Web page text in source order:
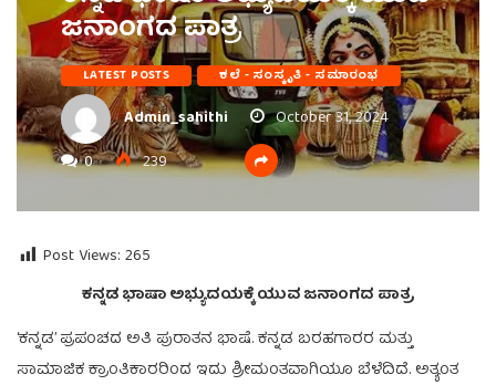
ಜನಾಂಗದ ಪಾತ್ರ
LATEST POSTS ಕಲೆ - ಸಂಸ್ಕೃತಿ - ಸಮಾರಂಭ
Admin_sahithi
October 31, 2024
0
239
Post Views: 265
ಕನ್ನಡ ಭಾಷಾ ಅಭ್ಯುದಯಕ್ಕೆ ಯುವ ಜನಾಂಗದ ಪಾತ್ರ
‘ಕನ್ನಡ’ ಪ್ರಪಂಚದ ಅತಿ ಪುರಾತನ ಭಾಷೆ. ಕನ್ನಡ ಬರಹಗಾರರ ಮತ್ತು
ಸಾಮಾಜಿಕ ಕ್ರಾಂತಿಕಾರರಿಂದ ಇದು ಶ್ರೀಮಂತವಾಗಿಯೂ ಬೆಳೆದಿದೆ. ಅತ್ಯಂತ